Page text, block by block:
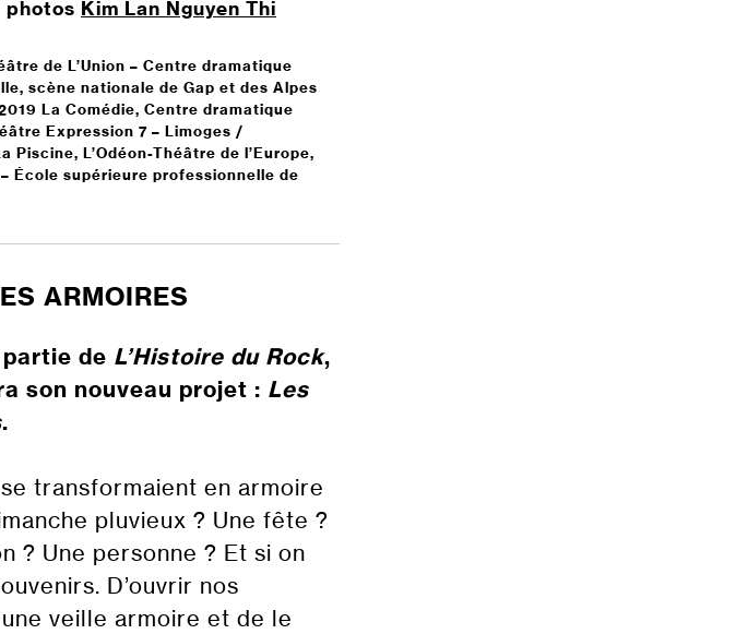
photos Kim Lan Nguyen Thi
de L’Union – Centre dramatique
scène nationale de Gap et des Alpes
La Comédie, Centre dramatique
Expression 7 – Limoges /
L’Odéon-Théâtre de l’Europe,
École supérieure professionnelle de
ARMOIRES
partie de L’Histoire du Rock,
son nouveau projet : Les
.
transformaient en armoire
pluvieux ? Une fête ?
? Une personne ? Et si on
D’ouvrir nos
veille armoire et de le